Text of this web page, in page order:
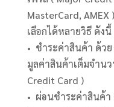
MasterCard,
เลือกได้หลายวิธี ดังนี้
• ชำระค่าสินค้า ด้ว
มูลค่าสินค้าเต็มจำน
Credit Card )
• ผ่อนชำระค่าสินค้